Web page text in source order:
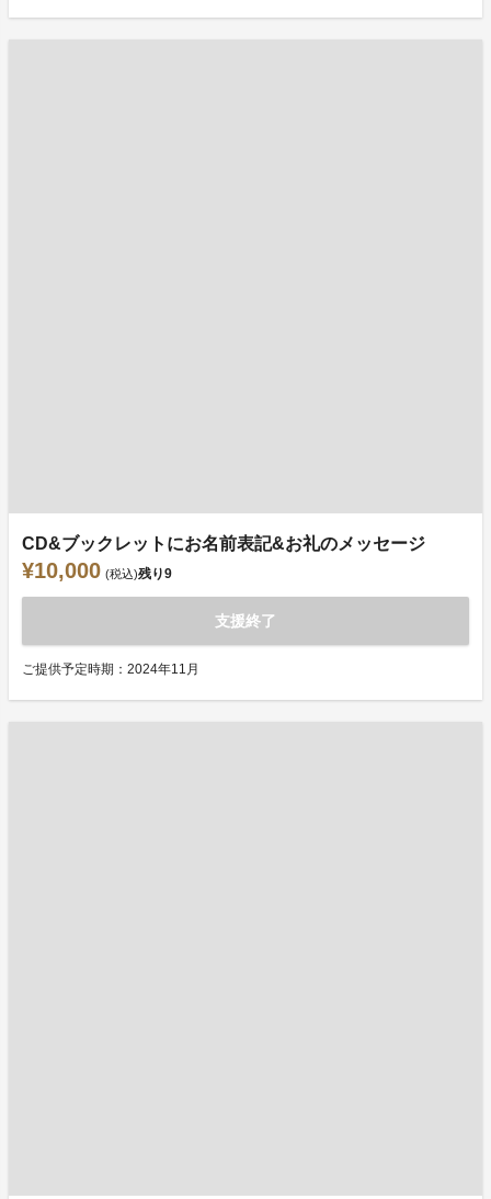
CD&ブックレットにお名前表記&お礼のメッセージ
¥10,000 (税込)残り9
支援終了
ご提供予定時期：2024年11月